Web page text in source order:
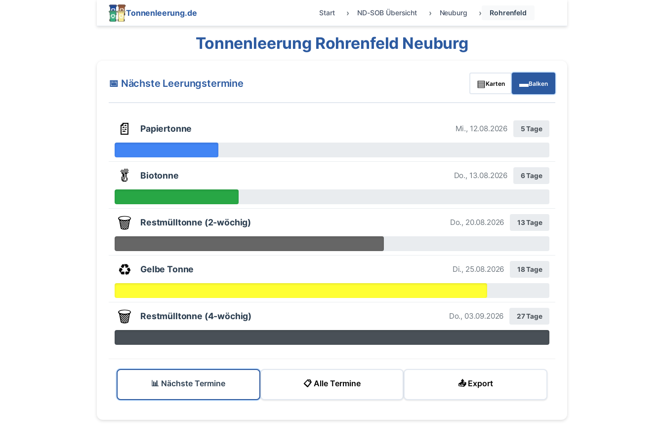
Tonnenleerung.de Start ND-SOB Übersicht Neuburg Rohrenfeld
Tonnenleerung Rohrenfeld Neuburg
📅 Nächste Leerungstermine ▤Karten ▬Balken
📄 Papiertonne Mi., 12.08.2026 5 Tage
🥬 Biotonne Do., 13.08.2026 6 Tage
🗑️ Restmülltonne (2-wöchig) Do., 20.08.2026 13 Tage
♻️ Gelbe Tonne Di., 25.08.2026 18 Tage
🗑️ Restmülltonne (4-wöchig) Do., 03.09.2026 27 Tage
📊 Nächste Termine 📋 Alle Termine 📤 Export